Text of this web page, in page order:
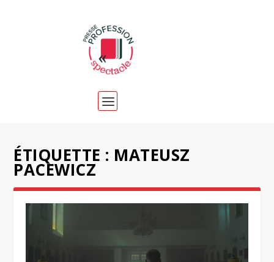
ÉTIQUETTE : MATEUSZ
PACEWICZ